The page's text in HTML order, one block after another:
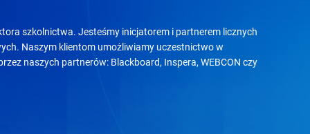
szkolnictwa. Jesteśmy inicjatorem i partnerem licznych
Naszym klientom umożliwiamy uczestnictwo w
naszych partnerów: Blackboard, Inspera, WEBCON czy